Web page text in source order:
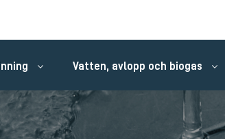
Vatten, avlopp och biogas